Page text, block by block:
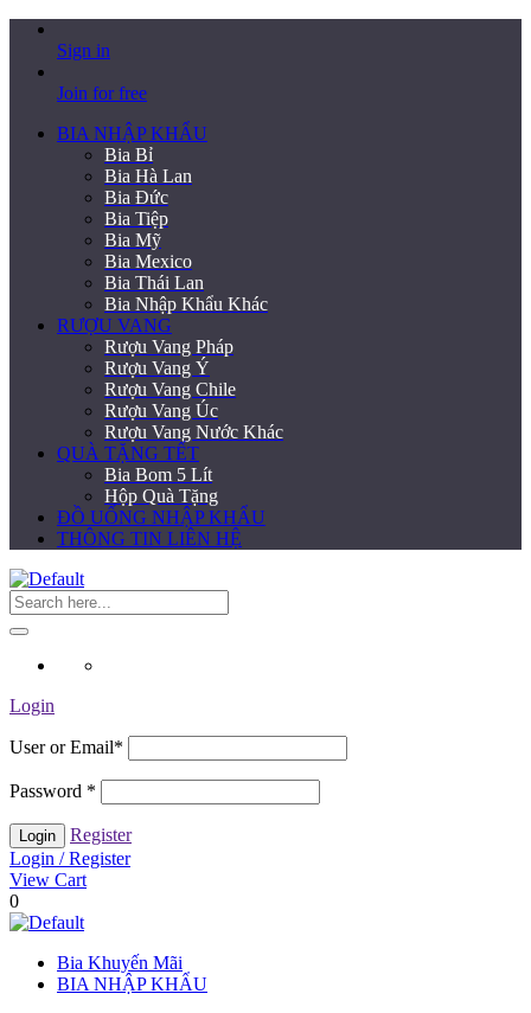
Sign in
Join for free
BIA NHẬP KHẨU
Bia Bỉ
Bia Hà Lan
Bia Đức
Bia Tiệp
Bia Mỹ
Bia Mexico
Bia Thái Lan
Bia Nhập Khẩu Khác
RƯỢU VANG
Rượu Vang Pháp
Rượu Vang Ý
Rượu Vang Chile
Rượu Vang Úc
Rượu Vang Nước Khác
QUÀ TẶNG TẾT
Bia Bom 5 Lít
Hộp Quà Tặng
ĐỒ UỐNG NHẬP KHẨU
THÔNG TIN LIÊN HỆ
Login
User or Email*
Password *
Register
Login / Register
View Cart
0
Bia Khuyến Mãi
BIA NHẬP KHẨU